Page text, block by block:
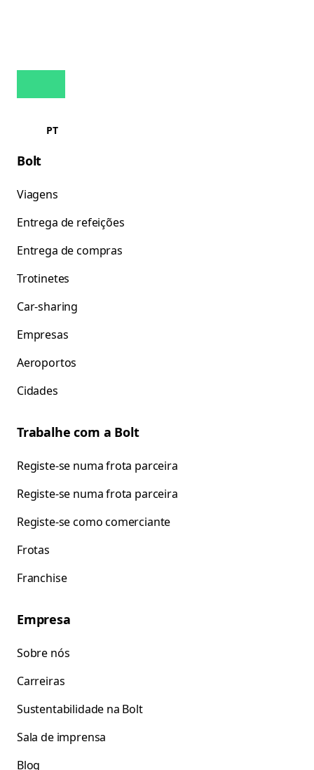
PT
Bolt
Viagens
Entrega de refeições
Entrega de compras
Trotinetes
Car-sharing
Empresas
Aeroportos
Cidades
Trabalhe com a Bolt
Registe-se numa frota parceira
Registe-se numa frota parceira
Registe-se como comerciante
Frotas
Franchise
Empresa
Sobre nós
Carreiras
Sustentabilidade na Bolt
Sala de imprensa
Blog